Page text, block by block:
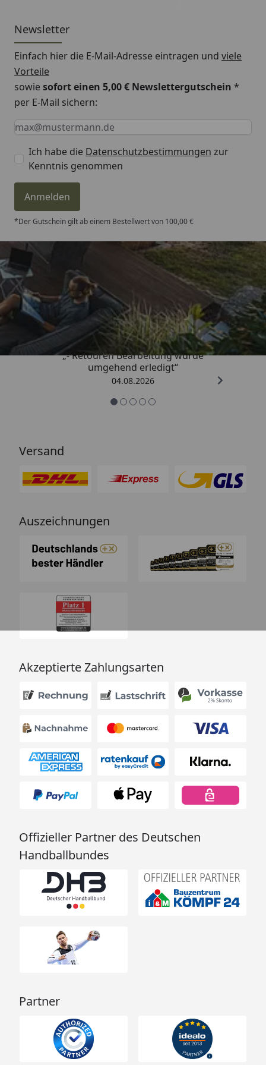
Newsletter
Einfach hier die E-Mail-Adresse eintragen und viele
Vorteile
sowiesofort einen 5,00 € Newslettergutschein *
per E-Mail sichern:
Keine Eingabe erforderlich
Eingabe erforderlich
E-Mail *
Ich habe die Datenschutzbestimmungen zur
Kenntnis genommen
Anmelden
*Der Gutschein gilt ab einem Bestellwert von 100,00 €
Trusted Shops
4,81/ 5
„- Retouren Bearbeitung wurde
umgehend erledigt“
04.08.2026
Versand
Auszeichnungen
Akzeptierte Zahlungsarten
Offizieller Partner des Deutschen
Handballbundes
Partner